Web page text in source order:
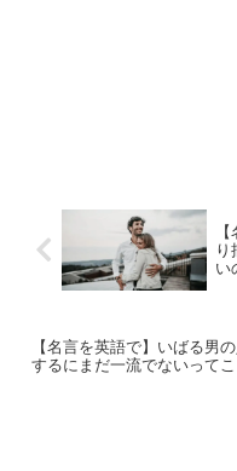
り
い
【名言を英語で】いばる男
するにまだ一流でないってこ